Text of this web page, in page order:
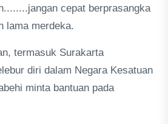
cepat berprasangka
lama merdeka.
termasuk Surakarta
diri dalam Negara Kesatuan
minta bantuan pada